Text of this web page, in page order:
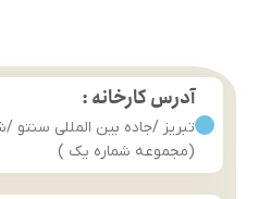
آدرس کارخانه :
تبریز /جاده بین المللی
(مجموعه شماره یک )